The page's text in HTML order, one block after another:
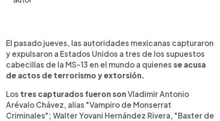
► Escuchar artículo
El pasado jueves, las autoridades mexicanas capturaron
y expulsaron a Estados Unidos a tres de los supuestos
cabecillas de la MS-13 en el mundo a quienes se acusa
de actos de terrorismo y extorsión.
Los tres capturados fueron sonVladimir Antonio
Arévalo Chávez, alias "Vampiro de Monserrat
Criminales"; Walter Yovani Hernández Rivera, "Baxter de